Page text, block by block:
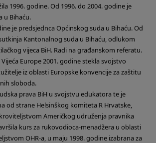
1996. godine. Od 1996. do 2004. godine je
u Bihaću.
je predsjednca Općinskog suda u Bihaću. Od
Kantonalnog suda u Bihaću, odlukom
vijeca BiH. Radi na građanskom referatu.
Europe 2001. godine stekla svojstvo
iz oblasti Europske konvencije za zaštitu
sloboda.
prava BiH u svojstvu edukatora te je
od strane Helsinškog komiteta R Hrvatske,
Američkog udruženja pravnika
kurs za rukovodioca-menadžera u oblasti
OHR-a, u maju 1998. godine izabrana za